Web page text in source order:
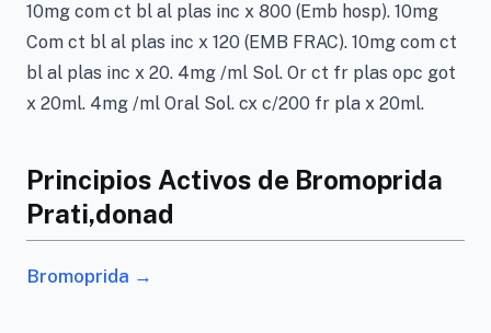
10mg com ct bl al plas inc x 800 (Emb hosp). 10mg
Com ct bl al plas inc x 120 (EMB FRAC). 10mg com ct
bl al plas inc x 20. 4mg /ml Sol. Or ct fr plas opc got
x 20ml. 4mg /ml Oral Sol. cx c/200 fr pla x 20ml.
Principios Activos de Bromoprida
Prati,donad
Bromoprida →